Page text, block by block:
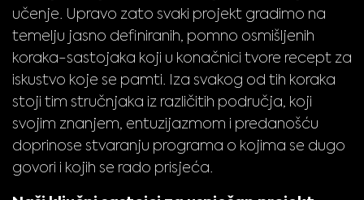
učenje. Upravo zato svaki projekt gradimo na
temelju jasno definiranih, pomno osmišljenih
koraka-sastojaka koji u konačnici tvore recept za
iskustvo koje se pamti. Iza svakog od tih koraka
stoji tim stručnjaka iz različitih područja, koji
svojim znanjem, entuzijazmom i predanošću
doprinose stvaranju programa o kojima se dugo
govori i kojih se rado prisjeća.